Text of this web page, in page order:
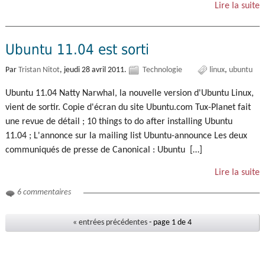
Lire la suite
Ubuntu 11.04 est sorti
Par Tristan Nitot, jeudi 28 avril 2011. Technologie linux ubuntu
Ubuntu 11.04 Natty Narwhal, la nouvelle version d'Ubuntu Linux,
vient de sortir. Copie d'écran du site Ubuntu.com Tux-Planet fait
une revue de détail ; 10 things to do after installing Ubuntu
11.04 ; L'annonce sur la mailing list Ubuntu-announce Les deux
communiqués de presse de Canonical : Ubuntu […]
Lire la suite
6 commentaires
« entrées précédentes - page 1 de 4